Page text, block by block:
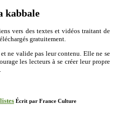
kabbale
vers des textes et vidéos traitant de
gratuitement.
ne valide pas leur contenu. Elle ne se
les lecteurs à se créer leur propre
Écrit par France Culture